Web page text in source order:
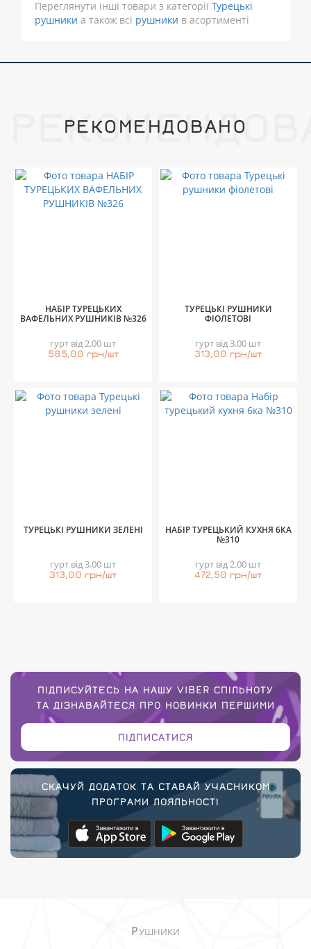
Переглянути інші товари з категорії Турецькі
рушники а також всі рушники в асортименті
РЕКОМЕНДОВАНО
НАБІР ТУРЕЦЬКИХ
ВАФЕЛЬНИХ РУШНИКІВ №326
гурт від 2.00 шт
585,00 грн/шт
ТУРЕЦЬКІ РУШНИКИ
ФІОЛЕТОВІ
гурт від 3.00 шт
313,00 грн/шт
ТУРЕЦЬКІ РУШНИКИ ЗЕЛЕНІ
гурт від 3.00 шт
313,00 грн/шт
НАБІР ТУРЕЦЬКИЙ КУХНЯ 6КА
№310
гурт від 2.00 шт
472,50 грн/шт
ПІДПИСУЙТЕСЬ НА НАШУ VIBER СПІЛЬНОТУ
ТА ДІЗНАВАЙТЕСЯ ПРО НОВИНКИ ПЕРШИМИ
ПІДПИСАТИСЯ
СКАЧУЙ ДОДАТОК ТА СТАВАЙ УЧАСНИКОМ
ПРОГРАМИ ЛОЯЛЬНОСТІ
РУШНИКИ